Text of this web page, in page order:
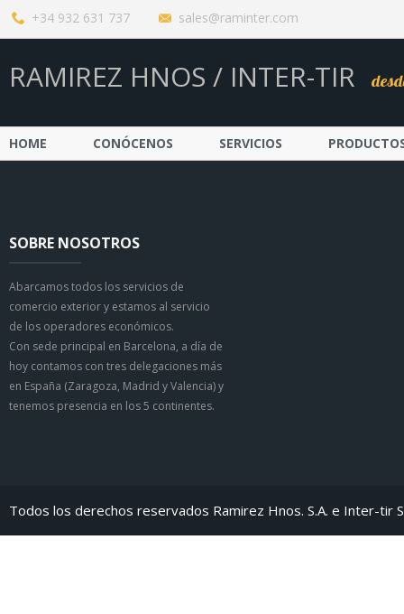
+34 932 631 737 sales@raminter.com
RAMIREZ HNOS / INTER-TIR
HOME CONÓCENOS SERVICIOS
SOBRE NOSOTROS
Abarcamos todos los servicios de
comercio exterior y estamos al servicio
de los operadores económicos.
Con sede principal en Barcelona, a día de
hoy contamos con tres delegaciones más
en España (Zaragoza, Madrid y Valencia) y
tenemos presencia en los 5 continentes.
Todos los derechos reservados Ramirez Hnos. S.A. e Inter-tir